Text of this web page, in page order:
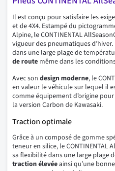
Il est conçu pour satisfaire les
et de 4X4. Estampé du
Alpine, le CONTINENTAL
vigueur des pneumatiques
dans une large plage de
de route même dans les
Avec son design moderne, le
en valeur le véhicule sur lequel il
comme équipement d’origine
la version Carbon de Kawasaki.
Traction optimale
Grâce à un composé de gomme
teneur en silice, le CONTINENTAL
sa flexibilité dans une large plage
tractionélevéeainsi qu’une